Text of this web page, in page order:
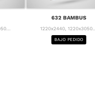
632 BAMBUS
1220x2440, 1220x3050...
BAJO PEDIDO